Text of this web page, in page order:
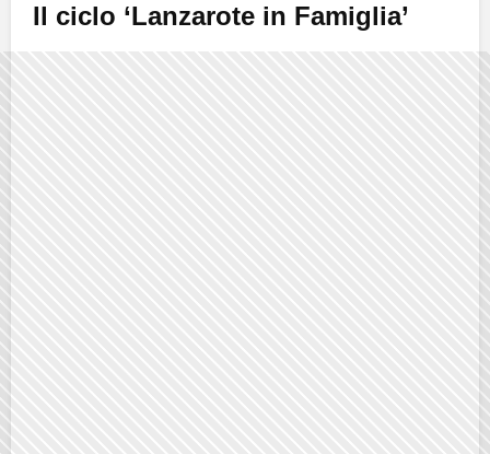
Il ciclo ‘Lanzarote in Famiglia’